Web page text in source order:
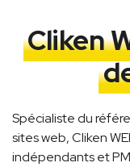
Cliken
Spécialiste du
sites web, Cliken
indépendants et